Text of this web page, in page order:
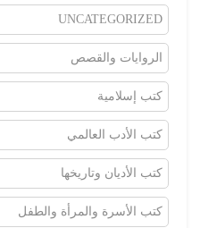
UNCATEGORIZED
الروايات والقصص
كتب إسلامية
كتب الأدب العالمي
كتب الأديان وتاريخها
كتب الأسرة والمرأة والطفل